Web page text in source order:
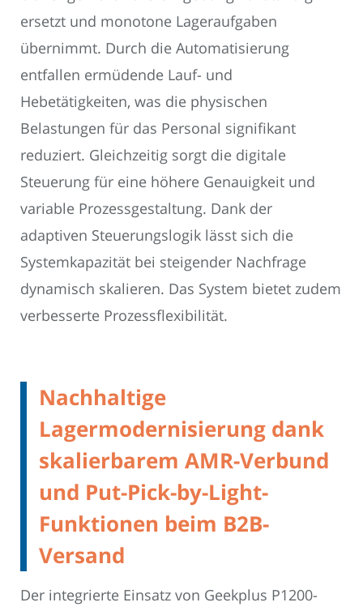
ersetzt und monotone Lageraufgaben
übernimmt. Durch die Automatisierung
entfallen ermüdende Lauf- und
Hebetätigkeiten, was die physischen
Belastungen für das Personal signifikant
reduziert. Gleichzeitig sorgt die digitale
Steuerung für eine höhere Genauigkeit und
variable Prozessgestaltung. Dank der
adaptiven Steuerungslogik lässt sich die
Systemkapazität bei steigender Nachfrage
dynamisch skalieren. Das System bietet zudem
verbesserte Prozessflexibilität.
Nachhaltige
Lagermodernisierung dank
skalierbarem AMR-Verbund
und Put-Pick-by-Light-
Funktionen beim B2B-
Versand
Der integrierte Einsatz von Geekplus P1200-